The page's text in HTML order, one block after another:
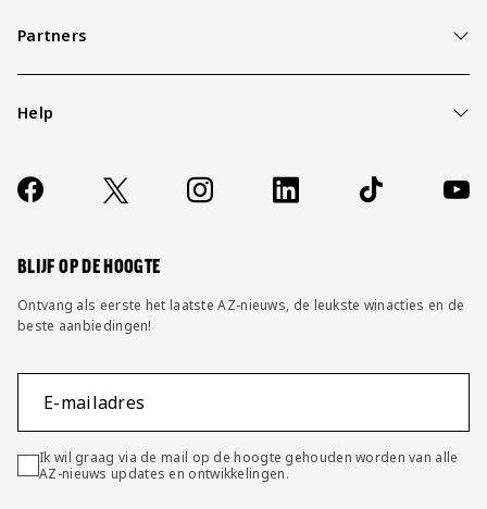
Partners
Help
Contact
FAQ
Socials
https://www.facebook.com/AZAlkmaar
X Instagram LinkedIn TikTok
BLIJF OP DE HOOGTE
Ontvang als eerste het laatste AZ-nieuws, de leukste winacties en de
beste aanbiedingen!
E-mailadres
Ik wil graag via de mail op de hoogte gehouden worden van alle
AZ-nieuws updates en ontwikkelingen.